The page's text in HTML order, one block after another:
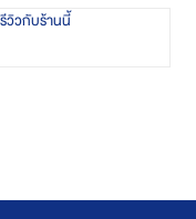
วิวกับร้านนี้